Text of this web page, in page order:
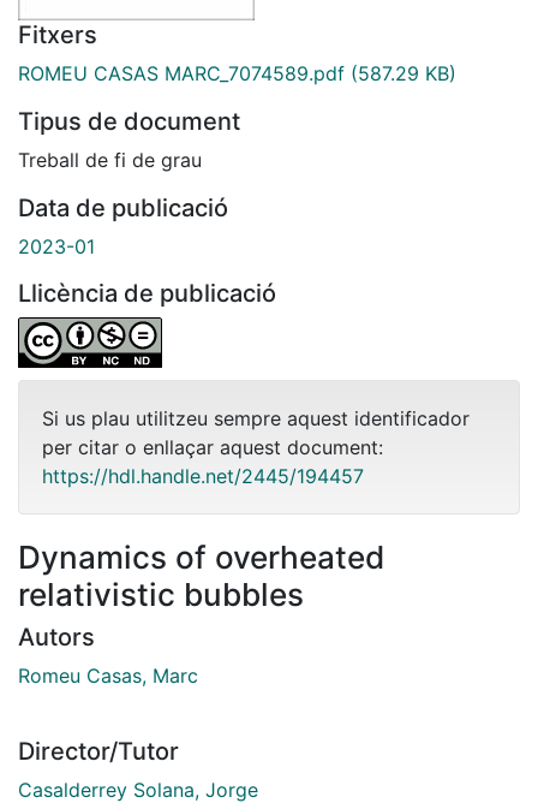
Fitxers
ROMEU CASAS MARC_7074589.pdf (587.29 KB)
Tipus de document
Treball de fi de grau
Data de publicació
2023-01
Llicència de publicació
Si us plau utilitzeu sempre aquest identificador
per citar o enllaçar aquest document:
https://hdl.handle.net/2445/194457
Dynamics of overheated
relativistic bubbles
Autors
Romeu Casas, Marc
Director/Tutor
Casalderrey Solana, Jorge